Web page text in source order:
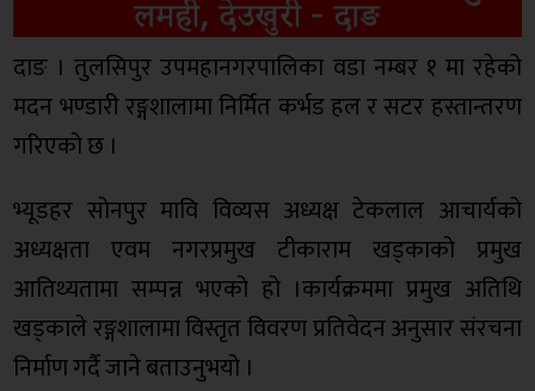
दाङ । तुलसिपुर उपमहानगरपालिका वडा नम्बर १ मा रहेको
मदन भण्डारी रङ्गशालामा निर्मित कर्भड हल र सटर हस्तान्तरण
गरिएको छ ।
भ्यूडहर सोनपुर मावि विव्यस अध्यक्ष टेकलाल आचार्यको
अध्यक्षता एवम नगरप्रमुख टीकाराम खड्काको प्रमुख
आतिथ्यतामा सम्पन्न भएको हो ।कार्यक्रममा प्रमुख अतिथि
खड्काले रङ्गशालामा विस्तृत विवरण प्रतिवेदन अनुसार संरचना
निर्माण गर्दै जाने बताउनुभयो ।